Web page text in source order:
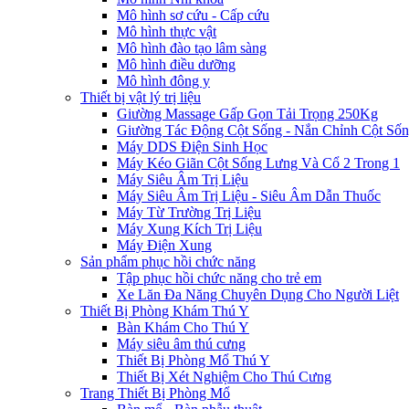
Mô hình sơ cứu - Cấp cứu
Mô hình thực vật
Mô hình đào tạo lâm sàng
Mô hình điều dưỡng
Mô hình đông y
Thiết bị vật lý trị liệu
Giường Massage Gấp Gọn Tải Trọng 250Kg
Giường Tác Động Cột Sống - Nắn Chỉnh Cột
Máy DDS Điện Sinh Học
Máy Kéo Giãn Cột Sống Lưng Và Cổ 2 Trong 1
Máy Siêu Âm Trị Liệu
Máy Siêu Âm Trị Liệu - Siêu Âm Dẫn Thuốc
Máy Từ Trường Trị Liệu
Máy Xung Kích Trị Liệu
Máy Điện Xung
Sản phẩm phục hồi chức năng
Tập phục hồi chức năng cho trẻ em
Xe Lăn Đa Năng Chuyên Dụng Cho Người Liệt
Thiết Bị Phòng Khám Thú Y
Bàn Khám Cho Thú Y
Máy siêu âm thú cưng
Thiết Bị Phòng Mổ Thú Y
Thiết Bị Xét Nghiệm Cho Thú Cưng
Trang Thiết Bị Phòng Mổ